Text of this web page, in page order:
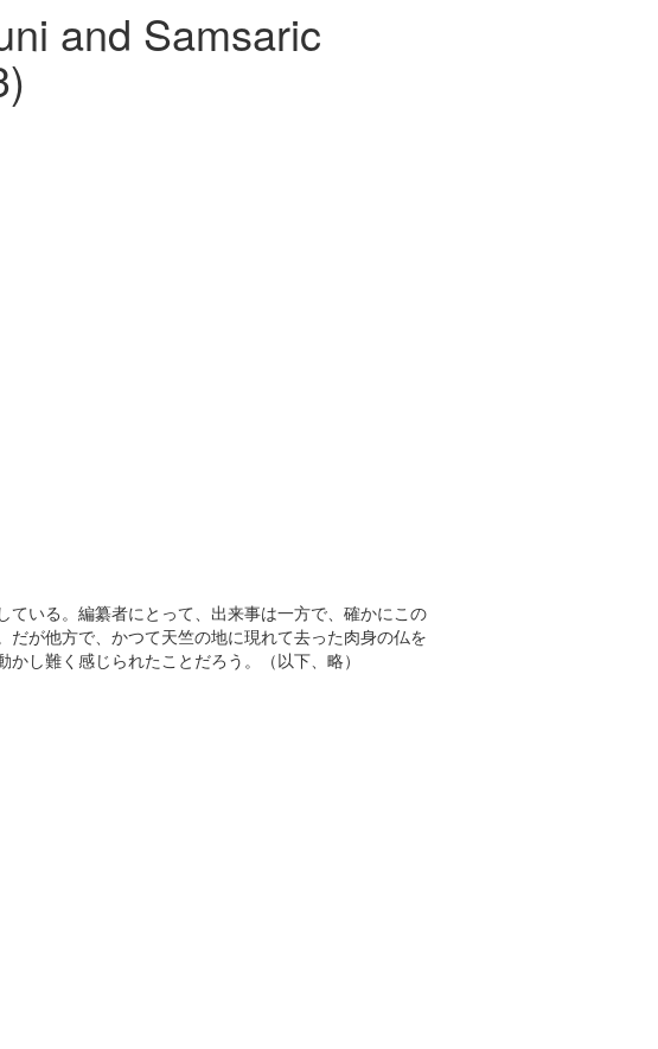
and Samsaric
ている。編纂者にとって、出来事は一方で、確かにこの
が他方で、かつて天竺の地に現れて去った肉身の仏を
し難く感じられたことだろう。（以下、略）